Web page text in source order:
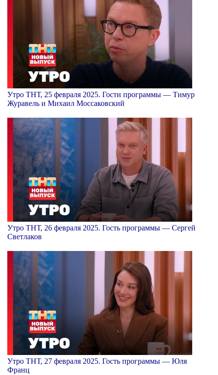
Утро ТНТ, 25 февраля 2025. Гости программы — Тимур
Журавель и Михаил Моссаковский
Утро ТНТ, 26 февраля 2025. Гость программы — Сергей
Светлаков
Утро ТНТ, 27 февраля 2025. Гость программы — Юля
Франц